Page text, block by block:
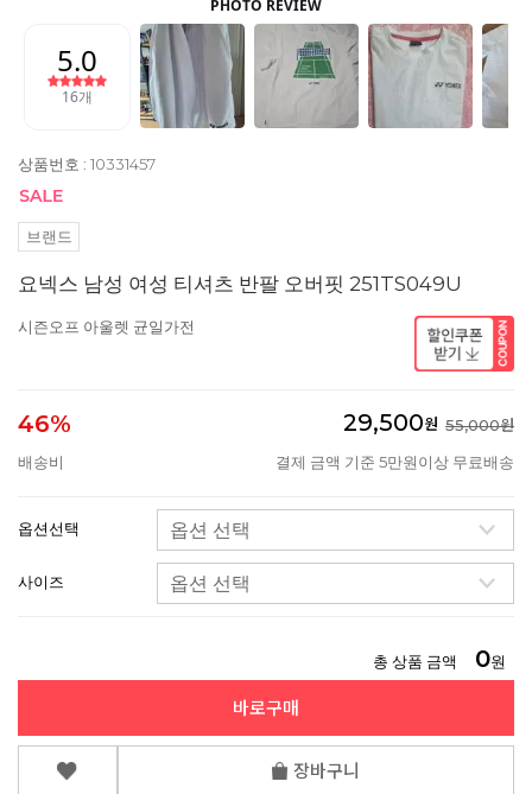
상품번호 : 10331457
브랜드
요넥스 남성 여성 티셔츠 반팔 오버핏 251TS049U
시즌오프 아울렛 균일가전
46% 29,500원 55,000원
배송비
결제 금액 기준 5만원이상 무료배송
옵션선택
사이즈
총 상품 금액 0원
바로구매
장바구니